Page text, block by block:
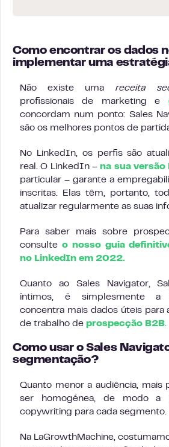
Como encontrar os dados
implementar uma
Não existe uma receita
profissionais de marketing e
concordam num ponto: Sales
são os melhores pontos de
No LinkedIn, os perfis são
real. O LinkedIn –na sua
particular – garante a
inscritas. Elas têm, portanto,
atualizar regularmente as suas
Para saber mais sobre
consulte o nosso guia
no LinkedIn em 2022.
Quanto ao Sales Navigator,
íntimos, é simplesmente a
concentra mais dados úteis para
de trabalho de prospecção B2B.
Como usar o Sales
segmentação?
Quanto menor a audiência, mais
ser homogénea, de modo a
copywriting para cada segmento.
Na LaGrowthMachine,